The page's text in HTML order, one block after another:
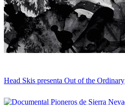
Head Skis presenta Out of the Ordinary